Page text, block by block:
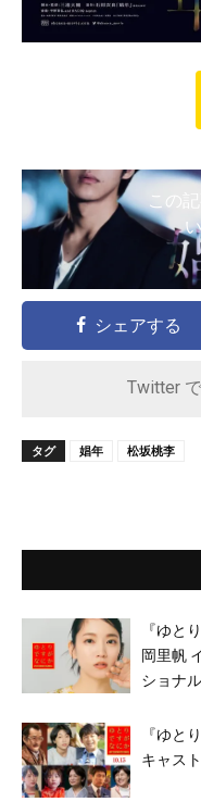
この
シェアする
Twitter で
タグ 娼年 松坂桃李
『ゆと
岡里帆
ショナル
『ゆと
キャス